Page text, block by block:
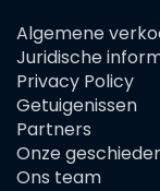
FOOTER
MENU
Algemene
Juridische
Privacy Policy
Getuigenissen
Partners
Onze
Ons team